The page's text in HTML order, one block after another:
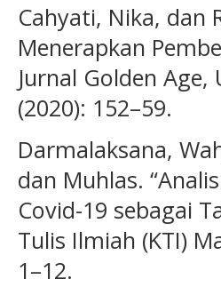
Cahyati, Nika, dan
Menerapkan
Jurnal Golden
(2020): 152–59.
Darmalaksana,
dan Muhlas.
Covid-19 sebagai
Tulis Ilmiah (KTI)
1–12.